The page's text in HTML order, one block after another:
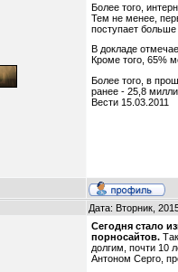
Более того,
Тем не менее,
поступает
В докладе
Кроме того, 65%
Более того, в
ранее - 25,8
Вести 15.03.2011
Дата: Вторник,
Сегодня стало
порносайтов.
долгим, почти 10
Антоном Серго,